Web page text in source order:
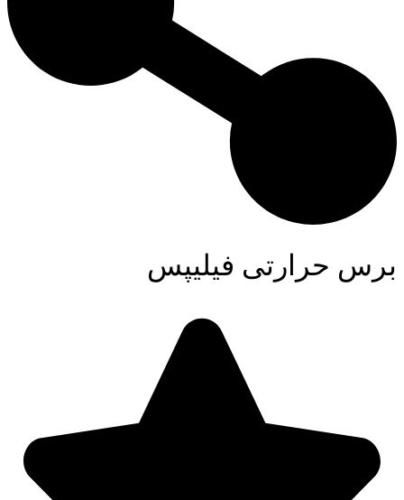
برس حرارتی فیلیپس